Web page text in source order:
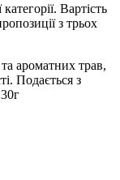
Вартість
з трьох
ароматних трав,
Подається з